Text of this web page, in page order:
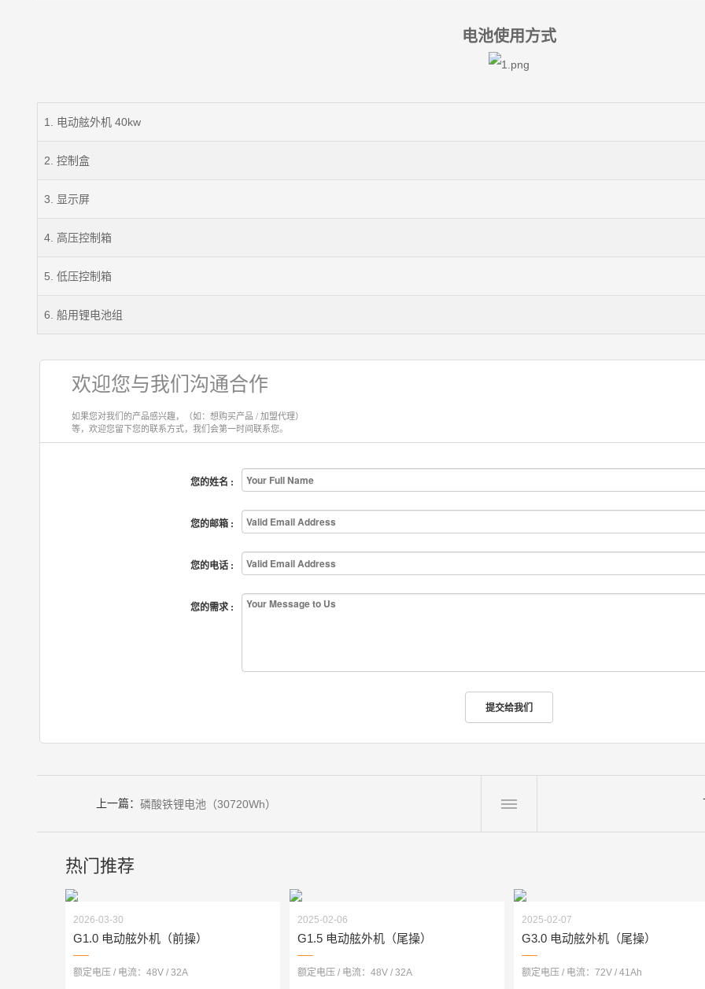
电池使用方式
1. 电动舷外机 40kw
2. 控制盒
3. 显示屏
4. 高压控制箱
5. 低压控制箱
6. 船用锂电池组
欢迎您与我们沟通合作
如果您对我们的产品感兴趣，（如：想购买产品 / 加盟代理）
等，欢迎您留下您的联系方式，我们会第一时间联系您。
您的姓名 :
您的邮箱 :
您的电话 :
您的需求 :
上一篇： 磷酸铁锂电池（30720Wh）
热门推荐
2026-03-30
G1.0 电动舷外机（前操）
额定电压 / 电流：48V / 32A
2025-02-06
G1.5 电动舷外机（尾操）
额定电压 / 电流：48V / 32A
2025-02-07
G3.0 电动舷外机（尾操）
额定电压 / 电流：72V / 41Ah